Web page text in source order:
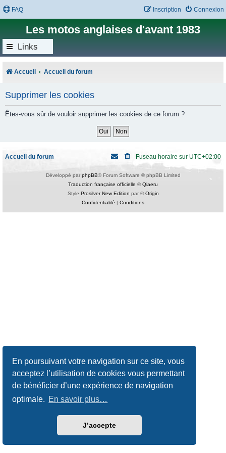
En poursuivant votre navigation sur ce site, vous
acceptez l’utilisation de cookies vous permettant
de bénéficier d’une expérience de navigation
optimale. En savoir plus…
J’accepte
FAQ Connexion
Inscription
Les motos anglaises d'avant 1983
Links
Accueil Accueil du forum
Supprimer les cookies
Êtes-vous sûr de vouloir supprimer les cookies de ce forum ?
Accueil du forum Fuseau horaire sur UTC+02:00
Développé par phpBB® Forum Software © phpBB Limited
Traduction française officielle ©Qiaeru
Style Prosilver New Edition par ©Origin
Confidentialité | Conditions